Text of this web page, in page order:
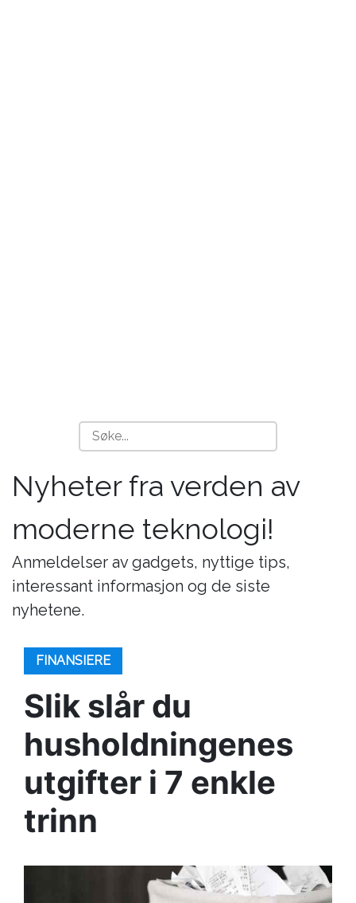
Nyheter fra verden av
moderne teknologi!
Anmeldelser av gadgets, nyttige tips,
interessant informasjon og de siste
nyhetene.
FINANSIERE
Slik slår du
husholdningenes
utgifter i 7 enkle
trinn